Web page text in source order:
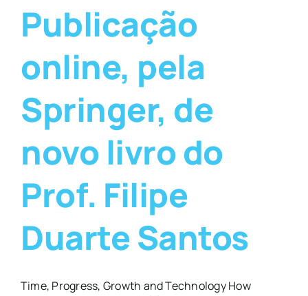
Publicação
online, pela
Springer, de
novo livro do
Prof. Filipe
Duarte Santos
Time, Progress, Growth and Technology How